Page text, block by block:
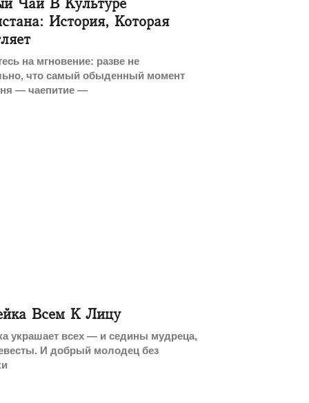
Чай В Культуре
История, Которая
на мгновение: разве не
что самый обыденный момент
— чаепитие —
Всем К Лицу
украшает всех — и седины мудреца,
И добрый молодец без